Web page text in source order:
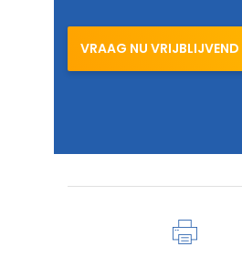
VRAAG NU VRIJBLIJVEND